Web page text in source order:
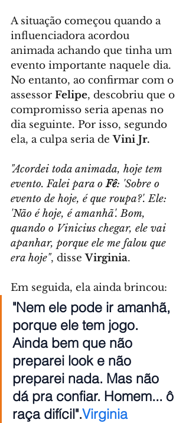
A situação começou quando a
influenciadora acordou
animada achando que tinha um
evento importante naquele dia.
No entanto, ao confirmar com o
assessor Felipe, descobriu que o
compromisso seria apenas no
dia seguinte. Por isso, segundo
ela, a culpa seria de Vini Jr.
"Acordei toda animada, hoje tem
evento. Falei para o Fê: 'Sobre o
evento de hoje, é que roupa?'. Ele:
'Não é hoje, é amanhã'. Bom,
quando o Vinicius chegar, ele vai
apanhar, porque ele me falou que
era hoje", disse Virginia.
Em seguida, ela ainda brincou:
"Nem ele pode ir amanhã,
porque ele tem jogo.
Ainda bem que não
preparei look e não
preparei nada. Mas não
dá pra confiar. Homem... ô
raça difícil".Virginia